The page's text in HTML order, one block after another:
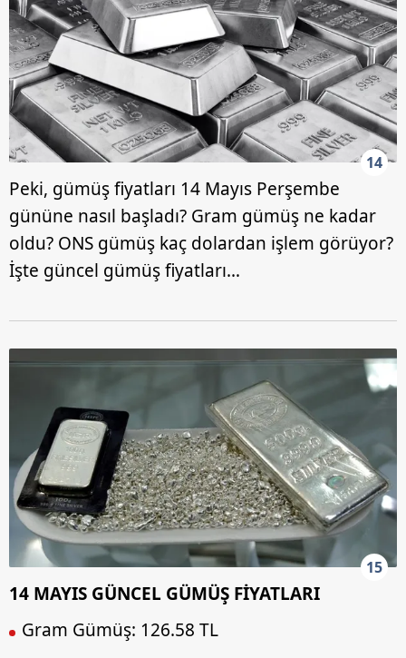
14
Peki, gümüş fiyatları 14 Mayıs Perşembe
gününe nasıl başladı? Gram gümüş ne kadar
oldu? ONS gümüş kaç dolardan işlem görüyor?
İşte güncel gümüş fiyatları…
15
14 MAYIS GÜNCEL GÜMÜŞ FİYATLARI
Gram Gümüş: 126.58 TL